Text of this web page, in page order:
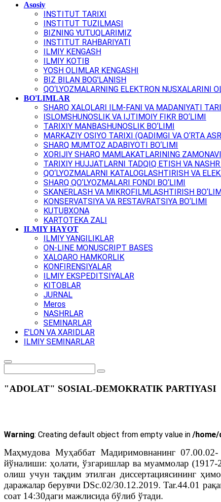
Asosiy
INSTITUT TARIXI
INSTITUT TUZILMASI
BIZNING YUTUQLARIMIZ
INSTITUT RAHBARIYATI
ILMIY KENGASH
ILMIY KOTIB
YOSH OLIMLAR KENGASHI
BIZ BILAN BOG'LANISH
QO‘LYOZMALARNING ELEKTRON NUSXALARINI
BO'LIMLAR
SHARQ XALQLARI ILM-FANI VA MADANIYATI
ISLOMSHUNOSLIK VA IJTIMOIY FIKR BO‘LIMI
TARIXIY MANBASHUNOSLIK BO‘LIMI
MARKAZIY OSIYO TARIXI (QADIMGI VA O‘RTA
SHARQ MUMTOZ ADABIYOTI BO‘LIMI
XORIJIY SHARQ MAMLAKATLARINING
TARIXIY HUJJATLARNI TADQIQ ETISH VA
QO‘LYOZMALARNI KATALOGLASHTIRISH VA
SHARQ QO‘LYOZMALARI FONDI BO‘LIMI
SKANERLASH VA MIKROFILMLASHTIRISH
KONSERVATSIYA VA RESTAVRATSIYA BO‘LIMI
KUTUBXONA
KARTOTEKA ZALI
ILMIY HAYOT
ILMIY YANGILIKLAR
ON-LINE MONUSCRIPT BASES
XALQARO HAMKORLIK
KONFIRENSIYALAR
ILMIY EKSPEDITSIYALAR
KITOBLAR
JURNAL
Meros
NASHRLAR
SEMINARLAR
E'LON VA XARIDLAR
ILMIY SEMINARLAR
"ADOLAT" SOSIAL-DEMOKRATIK PARTIYASI
Warning: Creating default object from empty value in /home/
Маҳмудова Муҳаббат Мадиримовнанинг 07.00.02-
йўналиши: ҳолати, ўзгаришлар ва муаммолар
олиш учун тақдим этилган диссертациясининг
даражалар берувчи DSc.02/30.12.2019. Tar.44.01
соат 14:30даги мажлисида бўлиб ўтади.